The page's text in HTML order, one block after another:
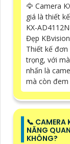
🦅 Camera
giá là thiết
KX-
Đẹp
Thiết kế
trọng, với
nhấn là
mà còn đem
📞 CAMERA
NĂNG
KHÔNG?